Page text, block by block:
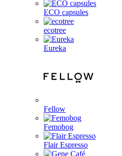
ECO capsules
ecotree
Eureka
Fellow
Femobog
Flair Espresso